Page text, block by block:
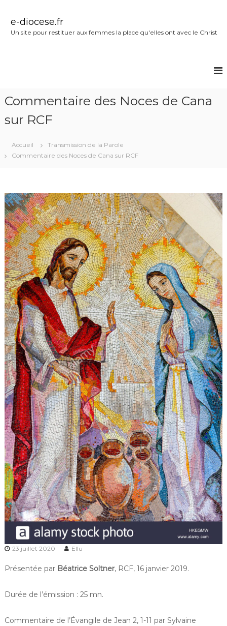
e-diocese.fr
Un site pour restituer aux femmes la place qu'elles ont avec le Christ
Commentaire des Noces de Cana
sur RCF
Accueil
Transmission de la Parole
Commentaire des Noces de Cana sur RCF
23 juillet 2020 Ellu
Présentée par Béatrice Soltner, RCF, 16 janvier 2019.
Durée de l’émission : 25 mn.
Commentaire de l’Évangile de Jean 2, 1-11 par Sylvaine